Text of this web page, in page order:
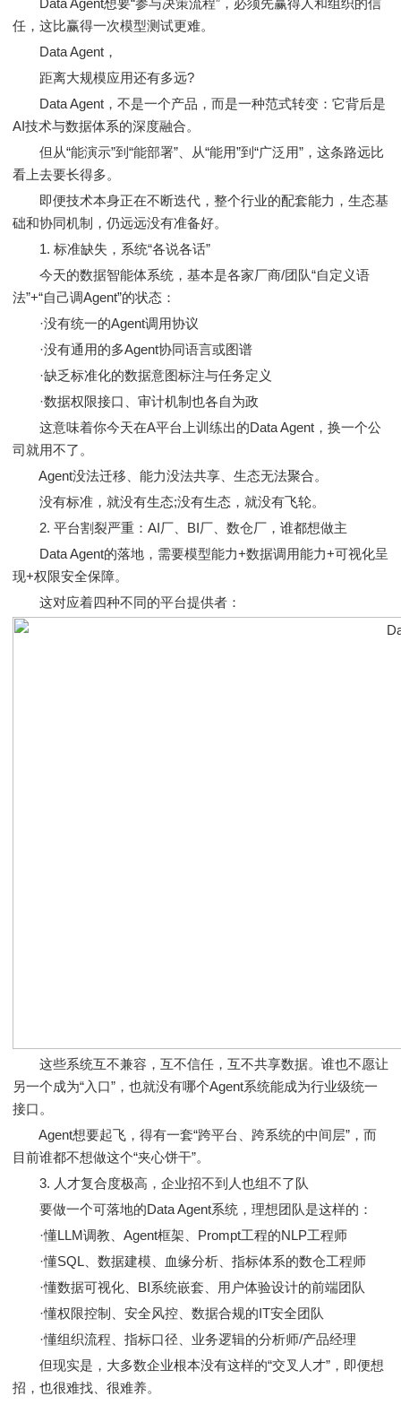
Data Agent想要“参与决策流程”，必须先赢得人和组织的信
任，这比赢得一次模型测试更难。
Data Agent，
距离大规模应用还有多远?
Data Agent，不是一个产品，而是一种范式转变：它背后是
AI技术与数据体系的深度融合。
但从“能演示”到“能部署”、从“能用”到“广泛用”，这条路远比
看上去要长得多。
即便技术本身正在不断迭代，整个行业的配套能力，生态基
础和协同机制，仍远远没有准备好。
1. 标准缺失，系统“各说各话”
今天的数据智能体系统，基本是各家厂商/团队“自定义语
法”+“自己调Agent”的状态：
·没有统一的Agent调用协议
·没有通用的多Agent协同语言或图谱
·缺乏标准化的数据意图标注与任务定义
·数据权限接口、审计机制也各自为政
这意味着你今天在A平台上训练出的Data Agent，换一个公
司就用不了。
Agent没法迁移、能力没法共享、生态无法聚合。
没有标准，就没有生态;没有生态，就没有飞轮。
2. 平台割裂严重：AI厂、BI厂、数仓厂，谁都想做主
Data Agent的落地，需要模型能力+数据调用能力+可视化呈
现+权限安全保障。
这对应着四种不同的平台提供者：
这些系统互不兼容，互不信任，互不共享数据。谁也不愿让
另一个成为“入口”，也就没有哪个Agent系统能成为行业级统一
接口。
Agent想要起飞，得有一套“跨平台、跨系统的中间层”，而
目前谁都不想做这个“夹心饼干”。
3. 人才复合度极高，企业招不到人也组不了队
要做一个可落地的Data Agent系统，理想团队是这样的：
·懂LLM调教、Agent框架、Prompt工程的NLP工程师
·懂SQL、数据建模、血缘分析、指标体系的数仓工程师
·懂数据可视化、BI系统嵌套、用户体验设计的前端团队
·懂权限控制、安全风控、数据合规的IT安全团队
·懂组织流程、指标口径、业务逻辑的分析师/产品经理
但现实是，大多数企业根本没有这样的“交叉人才”，即便想
招，也很难找、很难养。